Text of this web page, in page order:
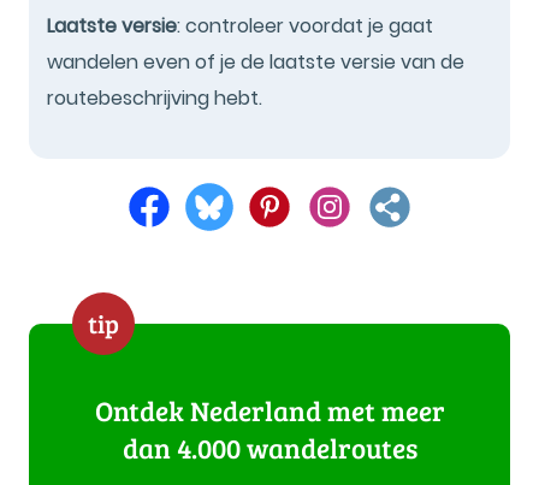
Laatste versie: controleer voordat je gaat
wandelen even of je de laatste versie van de
routebeschrijving hebt.
tip
Ontdek Nederland met meer
dan 4.000 wandelroutes